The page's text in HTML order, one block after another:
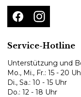
Service-Hotline
Unterstützung und
Mo., Mi., Fr.: 15 - 20
Di., Sa.: 10 - 15 Uhr
Do.: 12 - 18 Uhr